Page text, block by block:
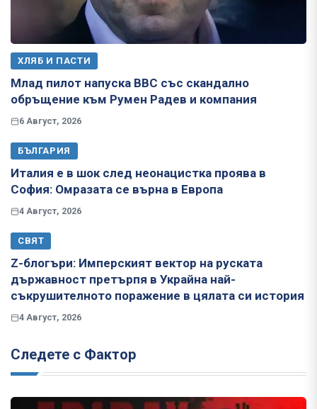
ХЛЯБ И ПАСТИ
Млад пилот напуска ВВС със скандално
обръщение към Румен Радев и компания
6 Август, 2026
БЪЛГАРИЯ
Италия е в шок след неонацистка проява в
София: Омразата се върна в Европа
4 Август, 2026
СВЯТ
Z-блогъри: Имперският вектор на руската
държавност претърпя в Украйна най-
съкрушителното поражение в цялата си история
4 Август, 2026
Следете с Фактор